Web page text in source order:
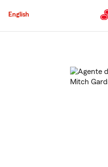
English